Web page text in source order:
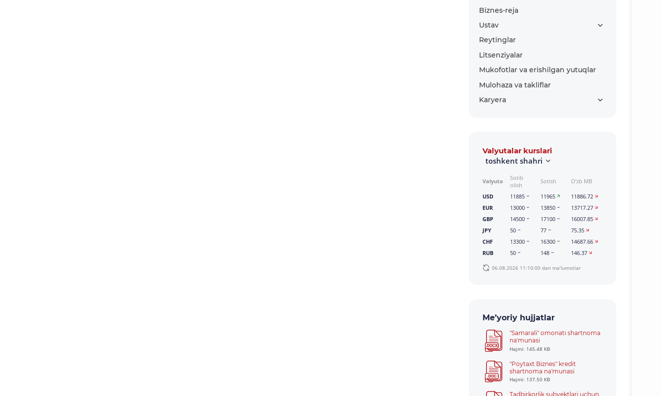
Biznes-reja
Ustav
Reytinglar
Litsenziyalar
Mukofotlar va erishilgan yutuqlar
Mulohaza va takliflar
Karyera
Valyutalar kurslari
toshkent shahri
Valyuta
Sotib
olish
Sotish O‘zb MB
USD 11885 11965
11886.72
EUR
13000 13850
13717.27
GBP
14500 17100
16007.85
JPY
50 77
75.35
CHF
13300 16300
14687.66
RUB
50 148 146.37
06.08.2026 11:10:00 dan ma’lumotlar
Me’yoriy hujjatlar
"Samarali" omonati shartnoma
na'munasi
Hajmi: 145.48 KB
"Poytaxt Biznes" kredit
shartnoma na'munasi
Hajmi: 137.50 KB
Tadbirkorlik subyektlari uchun